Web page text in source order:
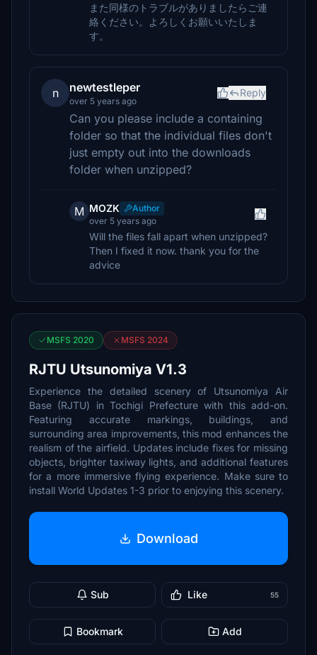
また同様のトラブルがありましたらご連
絡ください。よろしくお願いいたしま
す。
n newtestleper
over 5 years ago
Reply
Can you please include a containing
folder so that the individual files don't
just empty out into the downloads
folder when unzipped?
M MOZK
Author
over 5 years ago
Will the files fall apart when unzipped?
Then I fixed it now. thank you for the
advice
MSFS 2020 MSFS 2024
RJTU Utsunomiya V1.3
Experience the detailed scenery of Utsunomiya Air
Base (RJTU) in Tochigi Prefecture with this add-on.
Featuring accurate markings, buildings, and
surrounding area improvements, this mod enhances the
realism of the airfield. Updates include fixes for missing
objects, brighter taxiway lights, and additional features
for a more immersive flying experience. Make sure to
install World Updates 1-3 prior to enjoying this scenery.
Download
Sub Like 55
Bookmark Add